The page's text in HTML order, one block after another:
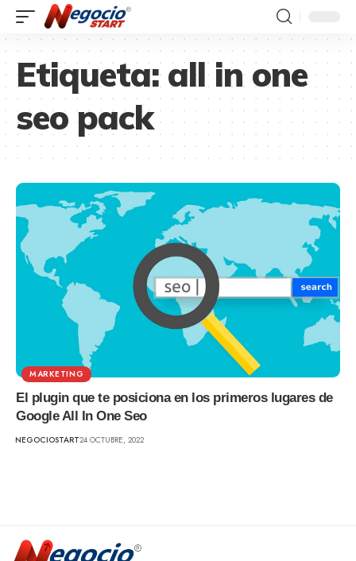
Etiqueta:all in one
seo pack
MARKETING
El plugin que te posiciona en los primeros lugares de
Google All In One Seo
NEGOCIOSTART24 OCTUBRE, 2022